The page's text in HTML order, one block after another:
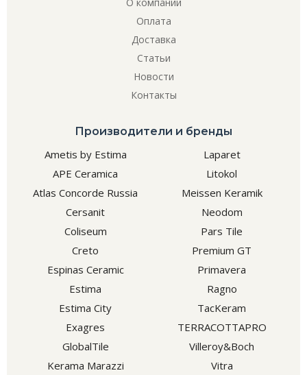
Оплата
Доставка
Статьи
Новости
Контакты
Производители и бренды
Ametis by Estima
APE Ceramica
Atlas Concorde Russia
Cersanit
Coliseum
Creto
Espinas Ceramic
Estima
Estima City
Exagres
GlobalTile
Kerama Marazzi
Laparet
Litokol
Meissen Keramik
Neodom
Pars Tile
Premium GT
Primavera
Ragno
TacKeram
TERRACOTTAPRO
Villeroy&Boch
Vitra